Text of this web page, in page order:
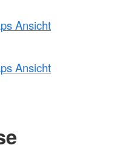
Ansicht
Ansicht